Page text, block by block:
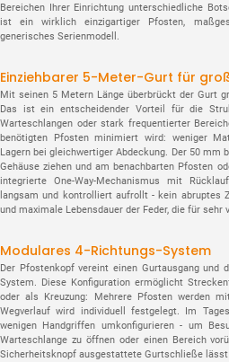
Bereichen Ihrer Einrichtung unterschiedliche
ist ein wirklich einzigartiger Pfosten,
generisches Serienmodell.
Einziehbarer 5-Meter-Gurt für
Mit seinen 5 Metern Länge überbrückt der Gurt
Das ist ein entscheidender Vorteil für die
Warteschlangen oder stark frequentierter
benötigten Pfosten minimiert wird: weniger
Lagern bei gleichwertiger Abdeckung. Der 50
Gehäuse ziehen und am benachbarten Pfosten
integrierte One-Way-Mechanismus mit
langsam und kontrolliert aufrollt - kein abruptes
und maximale Lebensdauer der Feder, die für
Modulares 4-Richtungs-System
Der Pfostenkopf vereint einen Gurtausgang und
System. Diese Konfiguration ermöglicht
oder als Kreuzung: Mehrere Pfosten werden
Wegverlauf wird individuell festgelegt. Im
wenigen Handgriffen umkonfigurieren - um
Warteschlange zu öffnen oder einen Bereich
Sicherheitsknopf ausgestattete Gurtschließe